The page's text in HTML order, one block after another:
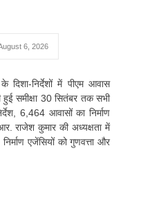
6, 2026
दिशा-निर्देशों में पीएम आवास
हुई समीक्षा 30 सितंबर तक सभी
6,464 आवासों का निर्माण
राजेश कुमार की अध्यक्षता में
एजेंसियों को गुणवत्ता और